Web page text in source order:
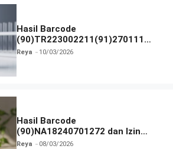
Hasil Barcode
(90)TR223002211(91)270111
dan Izin BPOM
Reya 10/03/2026
Hasil Barcode
(90)NA18240701272 dan Izin
BPOM
Reya 08/03/2026